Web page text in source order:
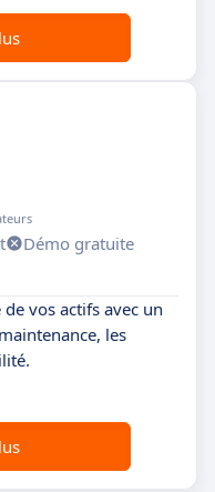
Démo gratuite
vos actifs avec un
les